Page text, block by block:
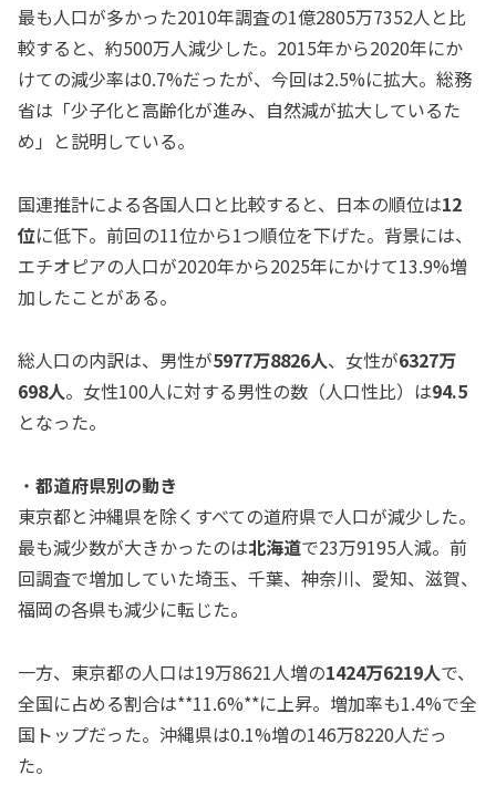
最も人口が多かった2010年調査の1億2805万7352人と比
較すると、約500万人減少した。2015年から2020年にか
けての減少率は0.7%だったが、今回は2.5%に拡大。総務
省は「少子化と高齢化が進み、自然減が拡大しているた
め」と説明している。
国連推計による各国人口と比較すると、日本の順位は12
位に低下。前回の11位から1つ順位を下げた。背景には、
エチオピアの人口が2020年から2025年にかけて13.9%増
加したことがある。
総人口の内訳は、男性が5977万8826人、女性が6327万
698人。女性100人に対する男性の数（人口性比）は94.5
となった。
・ 都道府県別の動き
東京都と沖縄県を除くすべての道府県で人口が減少した。
最も減少数が大きかったのは北海道で23万9195人減。前
回調査で増加していた埼玉、千葉、神奈川、愛知、滋賀、
福岡の各県も減少に転じた。
一方、東京都の人口は19万8621人増の1424万6219人で、
全国に占める割合は**11.6%**に上昇。増加率も1.4%で全
国トップだった。沖縄県は0.1%増の146万8220人だっ
た。